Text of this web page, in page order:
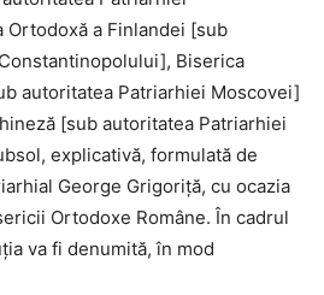
a Finlandei [sub
Biserica
autoritatea Patriarhiei Moscovei]
[sub autoritatea Patriarhiei
explicativă, formulată de
George Grigoriță, cu ocazia
Ortodoxe Române. În cadrul
va fi denumită, în mod